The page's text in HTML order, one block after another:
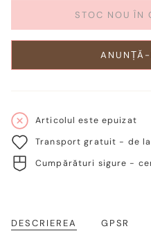
STOC NOU ÎN
Articolul este epuizat
Transport gratuit - de la
Cumpărături sigure -
DESCRIEREA GPSR